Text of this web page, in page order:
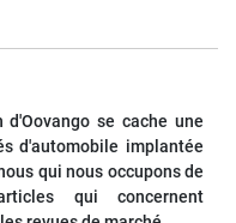
se cache une
d'automobile implantée
qui nous occupons de
qui concernent